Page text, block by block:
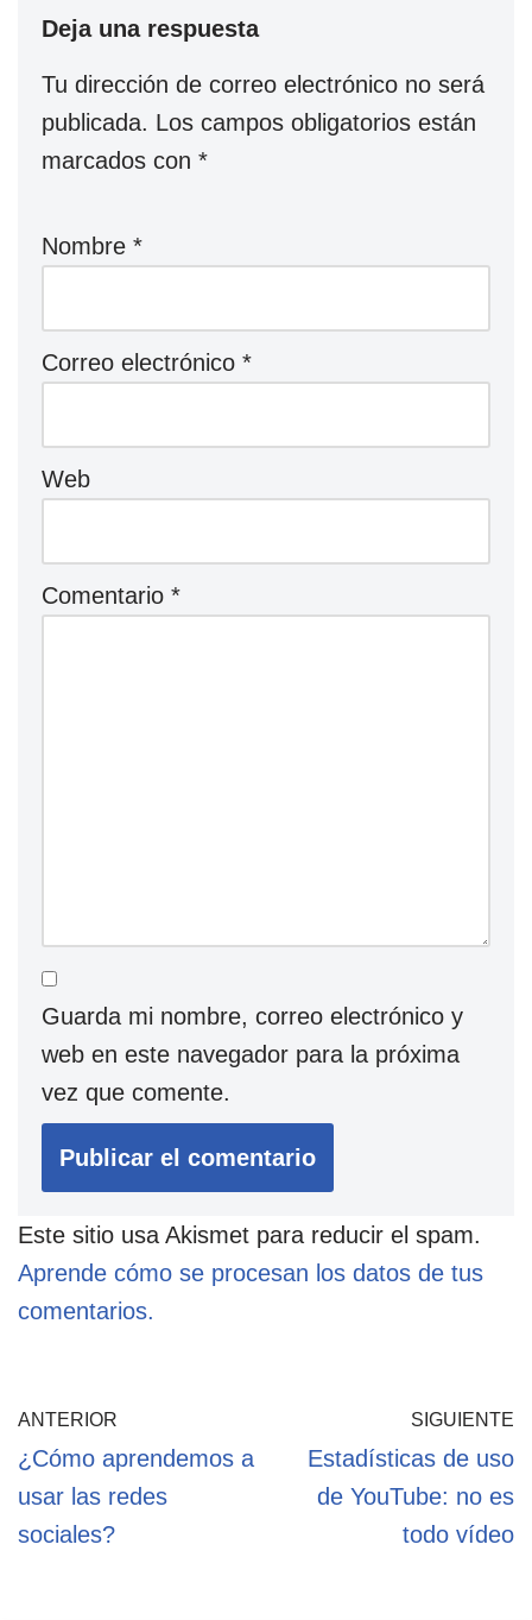
Deja una respuesta
Tu dirección de correo electrónico no será
publicada. Los campos obligatorios están
marcados con *
Nombre *
Correo electrónico *
Web
Comentario *
Guarda mi nombre, correo electrónico y
web en este navegador para la próxima
vez que comente.
Este sitio usa Akismet para reducir el spam.
Aprende cómo se procesan los datos de tus
comentarios.
ANTERIOR
¿Cómo aprendemos a
usar las redes
sociales?
SIGUIENTE
Estadísticas de uso
de YouTube: no es
todo vídeo